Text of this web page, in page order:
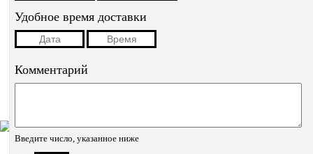
Удобное время доставки
Комментарий
Введите число, указанное ниже